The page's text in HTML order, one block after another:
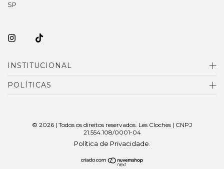
SP
INSTITUCIONAL
POLÍTICAS
© 2026 | Todos os direitos reservados. Les Cloches | CNPJ
21.554.108/0001-04
Política de Privacidade